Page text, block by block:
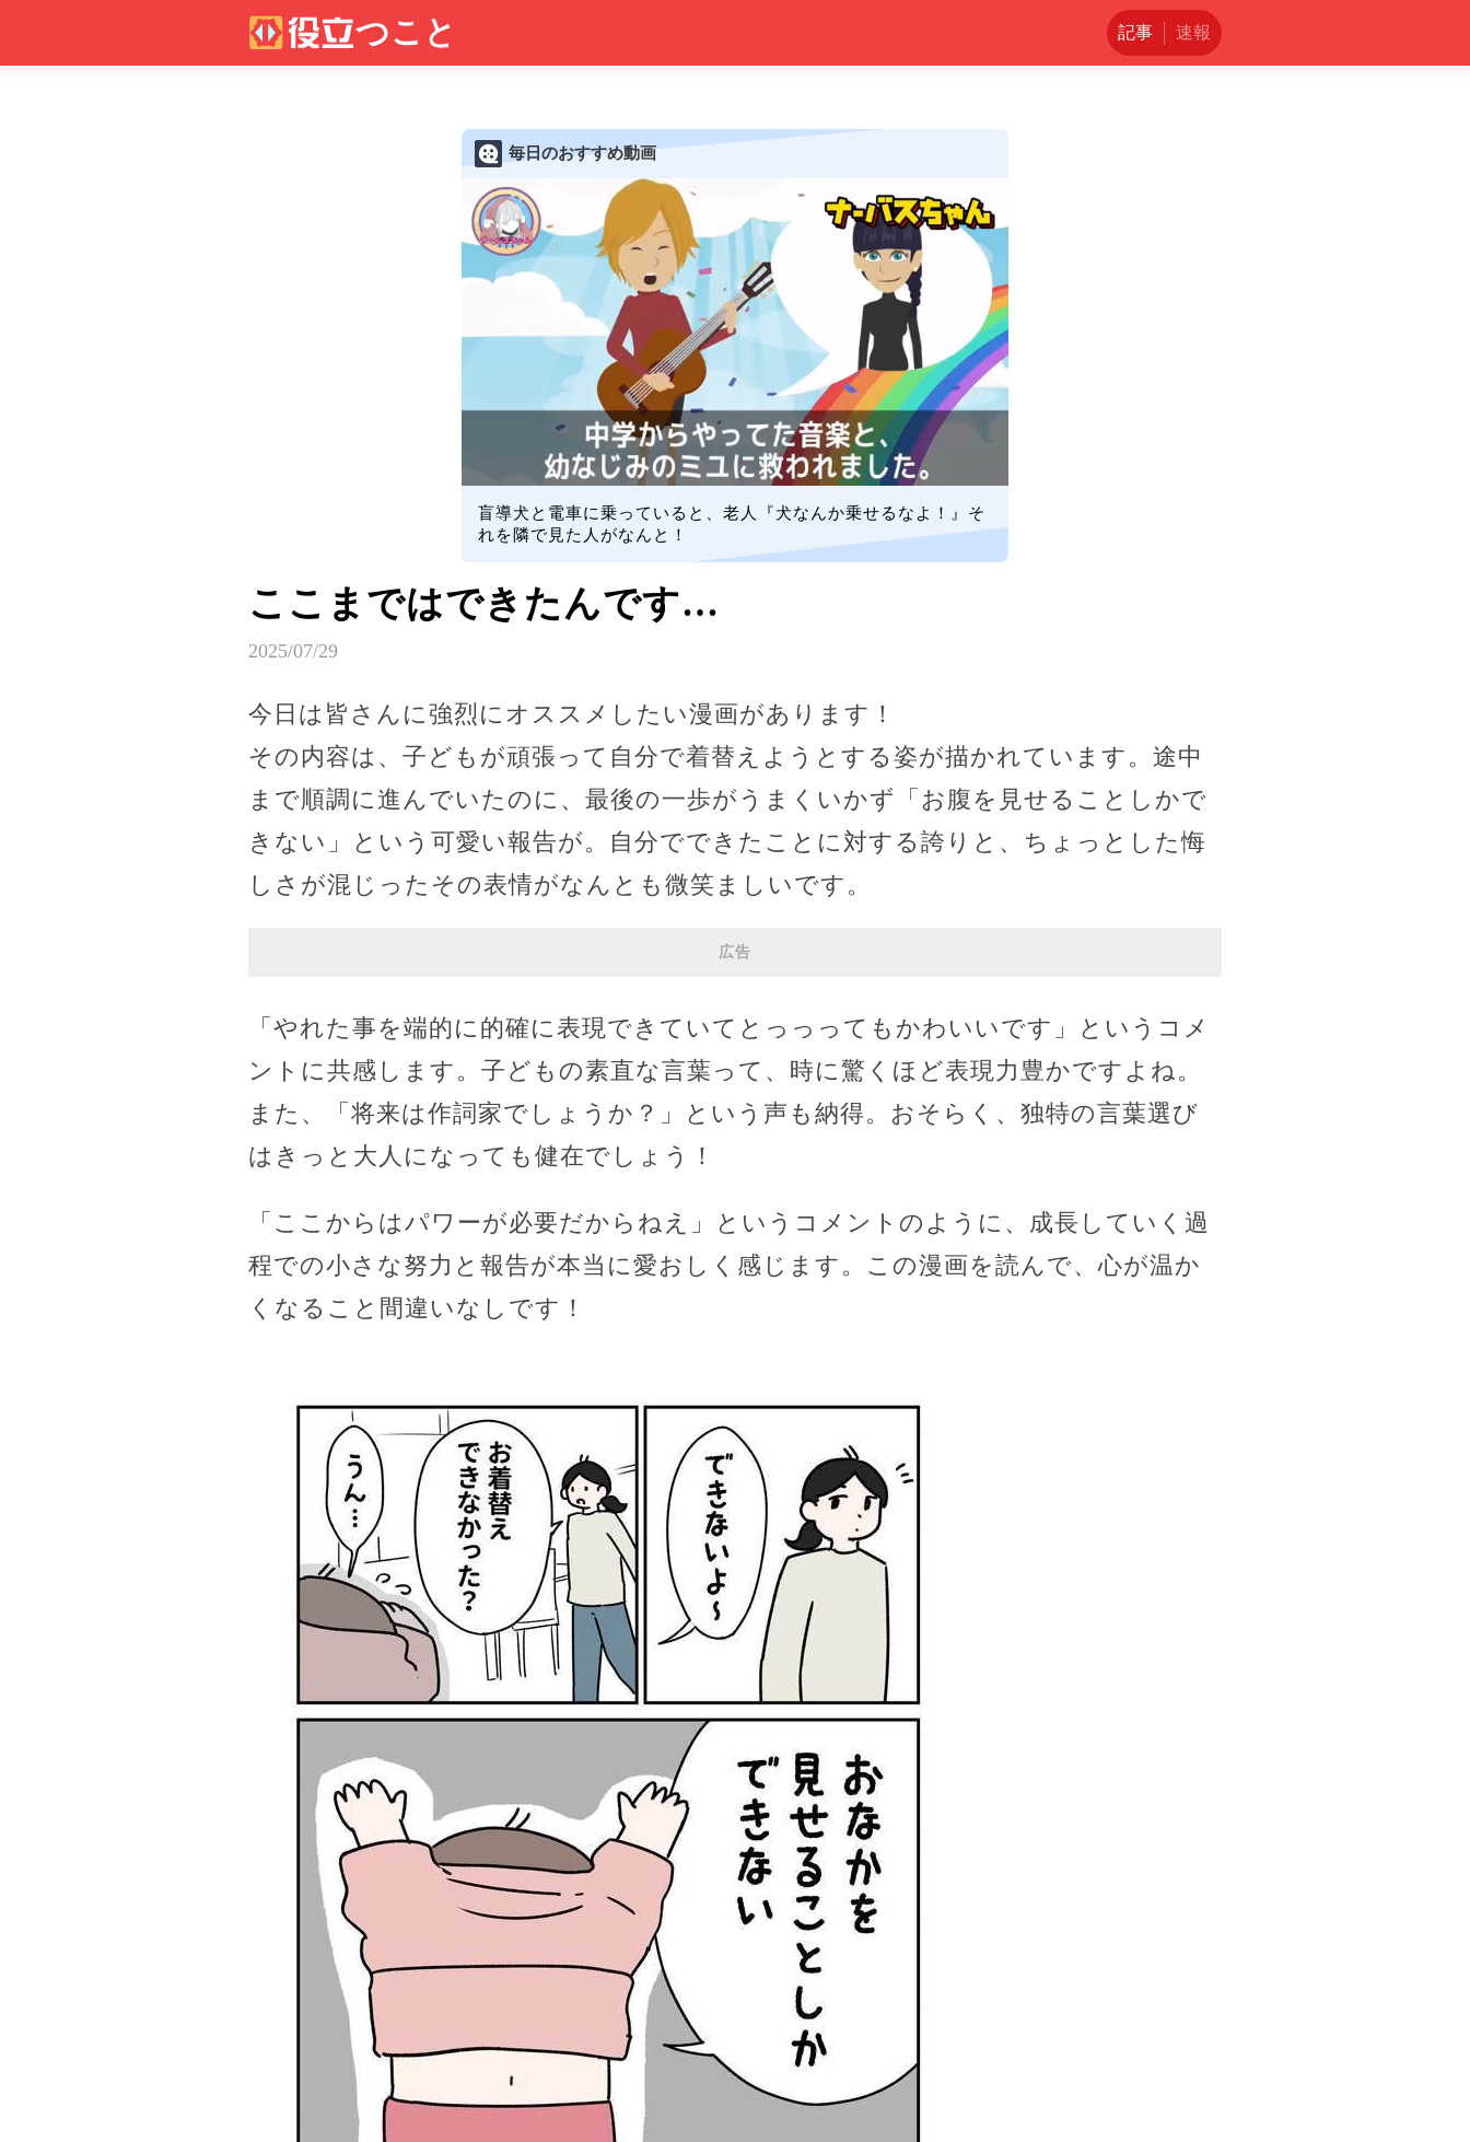
記事 速報
毎日のおすすめ動画
盲導犬と電車に乗っていると、老人『犬なんか乗せるなよ！』そ
れを隣で見た人がなんと！
ここまではできたんです…
2025/07/29
今日は皆さんに強烈にオススメしたい漫画があります！
その内容は、子どもが頑張って自分で着替えようとする姿が描かれています。途中
まで順調に進んでいたのに、最後の一歩がうまくいかず「お腹を見せることしかで
きない」という可愛い報告が。自分でできたことに対する誇りと、ちょっとした悔
しさが混じったその表情がなんとも微笑ましいです。
広告
「やれた事を端的に的確に表現できていてとっっってもかわいいです」というコメ
ントに共感します。子どもの素直な言葉って、時に驚くほど表現力豊かですよね。
また、「将来は作詞家でしょうか？」という声も納得。おそらく、独特の言葉選び
はきっと大人になっても健在でしょう！
「ここからはパワーが必要だからねえ」というコメントのように、成長していく過
程での小さな努力と報告が本当に愛おしく感じます。この漫画を読んで、心が温か
くなること間違いなしです！